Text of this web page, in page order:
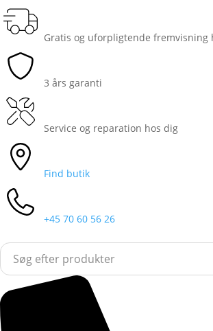
Gratis og uforpligtende fremvisning
3 års garanti
Service og reparation hos dig
Find butik
+45 70 60 56 26